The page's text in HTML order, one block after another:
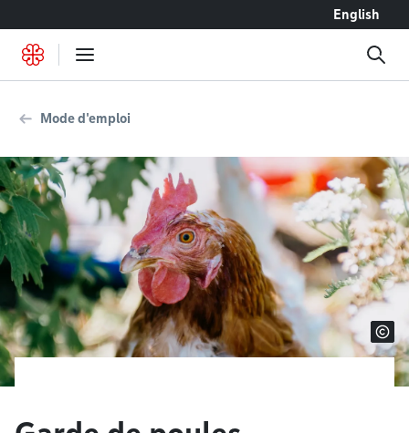
English
Mode d'emploi